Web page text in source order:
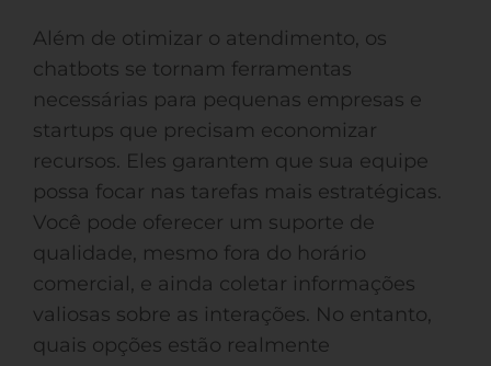
Além de otimizar o atendimento, os
chatbots se tornam ferramentas
necessárias para pequenas empresas e
startups que precisam economizar
recursos. Eles garantem que sua equipe
possa focar nas tarefas mais estratégicas.
Você pode oferecer um suporte de
qualidade, mesmo fora do horário
comercial, e ainda coletar informações
valiosas sobre as interações. No entanto,
quais opções estão realmente